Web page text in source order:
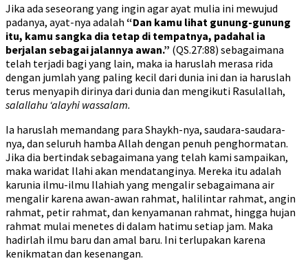
Jika ada seseorang yang ingin agar ayat mulia ini mewujud
padanya, ayat-nya adalah “Dan kamu lihat gunung-gunung
itu, kamu sangka dia tetap di tempatnya, padahal ia
berjalan sebagai jalannya awan.” (QS.27:88) sebagaimana
telah terjadi bagi yang lain, maka ia haruslah merasa rida
dengan jumlah yang paling kecil dari dunia ini dan ia haruslah
terus menyapih dirinya dari dunia dan mengikuti Rasulallah,
salallahu ‘alayhi wassalam.
Ia haruslah memandang para Shaykh-nya, saudara-saudara-
nya, dan seluruh hamba Allah dengan penuh penghormatan.
Jika dia bertindak sebagaimana yang telah kami sampaikan,
maka waridat Ilahi akan mendatanginya. Mereka itu adalah
karunia ilmu-ilmu Ilahiah yang mengalir sebagaimana air
mengalir karena awan-awan rahmat, halilintar rahmat, angin
rahmat, petir rahmat, dan kenyamanan rahmat, hingga hujan
rahmat mulai menetes di dalam hatimu setiap jam. Maka
hadirlah ilmu baru dan amal baru. Ini terlupakan karena
kenikmatan dan kesenangan.